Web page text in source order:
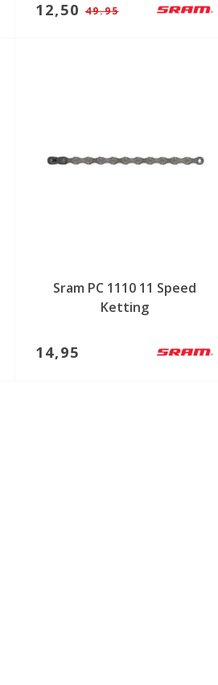
12,5049.95
Sram PC 1110 11 Speed
Ketting
14,95